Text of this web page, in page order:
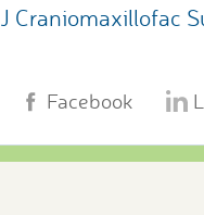
J Craniomaxillofac
Facebook